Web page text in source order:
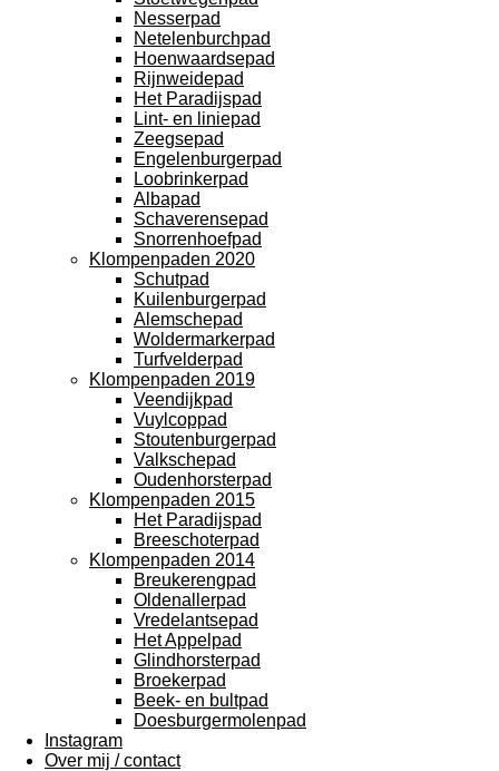
Nesserpad
Netelenburchpad
Hoenwaardsepad
Rijnweidepad
Het Paradijspad
Lint- en liniepad
Zeegsepad
Engelenburgerpad
Loobrinkerpad
Albapad
Schaverensepad
Snorrenhoefpad
Klompenpaden 2020
Schutpad
Kuilenburgerpad
Alemschepad
Woldermarkerpad
Turfvelderpad
Klompenpaden 2019
Veendijkpad
Vuylcoppad
Stoutenburgerpad
Valkschepad
Oudenhorsterpad
Klompenpaden 2015
Het Paradijspad
Breeschoterpad
Klompenpaden 2014
Breukerengpad
Oldenallerpad
Vredelantsepad
Het Appelpad
Glindhorsterpad
Broekerpad
Beek- en bultpad
Doesburgermolenpad
Instagram
Over mij / contact